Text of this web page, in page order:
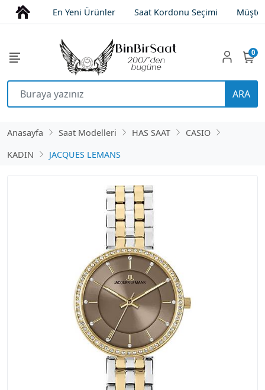
En Yeni Ürünler Saat Kordonu Seçimi
ARA
0
Anasayfa Saat Modelleri HAS SAAT
CASIO
KADIN
JACQUES LEMANS